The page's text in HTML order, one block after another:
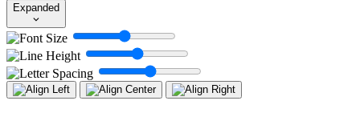
Expanded